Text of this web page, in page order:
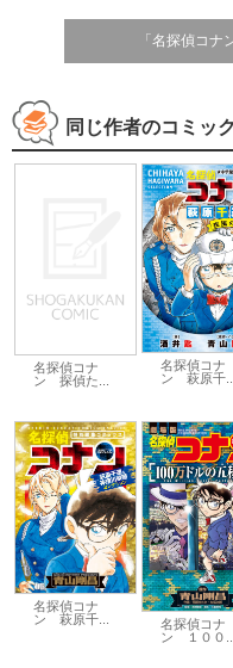
「名探偵コ
同じ作者のコミッ
名探偵コナ
ン 探偵た...
名探偵コナ
ン 萩原千...
名探偵コナ
ン 萩原千...
名探偵コナ
ン １００...